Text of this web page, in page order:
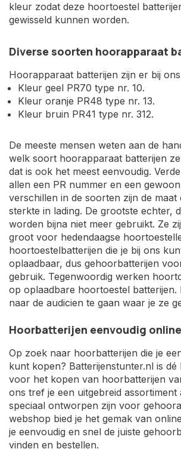
kleur zodat deze hoortoestel
gewisseld kunnen worden.
Diverse soorten hoorapparaat
Hoorapparaat batterijen zijn er bij
Kleur geel PR70 type nr. 10.
Kleur oranje PR48 type nr. 13.
Kleur bruin PR41 type nr. 312.
De meeste mensen weten aan de
welk soort hoorapparaat batterijen
dat is ook het meest eenvoudig.
allen een PR nummer en een
verschillen in de soorten zijn de maat
sterkte in lading. De grootste echter,
worden bijna niet meer gebruikt. Ze
groot voor hedendaagse
hoortoestelbatterijen die je bij ons
oplaadbaar, dus gehoorbatterijen
gebruik. Tegenwoordig werken
op oplaadbare hoortoestel batterijen.
naar de audicien te gaan waar je ze
Hoorbatterijen eenvoudig
Op zoek naar hoorbatterijen die je
kunt kopen? Batterijenstunter.nl is dé
voor het kopen van hoorbatterijen
ons tref je een uitgebreid assortiment
speciaal ontworpen zijn voor
webshop bied je het gemak van
je eenvoudig en snel de juiste
vinden en bestellen.